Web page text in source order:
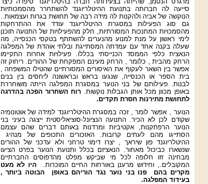
סייעה לה חברותה בתנועת ההיטלריוגנד להשתחרר מהסמכותיות
הנוקשה של אביה ולהקנות לה מידה רבה של תחושת בגרות ועצמאות..
גם סוג הפעילות במסגרת ההיטלריוגנד עודד את ההתרחקות
מהסמכויות המחנכות המסורתיות, חלק מהפעילויות של התנועה תוכנן
לימי ראשון על מנת למנוע מהנערים להשתתף בטקסי הכנסייה, מה
שעלה בקנה אחד עם עמדתה המסתייגת ובלתי אוהדת של המפלגה
הנאצית כלפי הממסד הכנייסתי בכללו. פעילויות אחרות התקיימו
הרחק מהבית , כלומר , הרחק מעינם המפקחת של ההורים. ריחוק זה
אפשר בין השאר לעקוף את האיסורים המסורתיים שהטילו המשפחה ,
בית הספר או הכנסייה, שנגעו בראש ובראשונה ליחסים בין בנים
לבנות. פעילותם של בני הנוער במסגרת המפלגה הייתה משוחררת
באופן מכוון מכל אותן הגבלות נוקשות. רוח השחרור הפכה בהדרגה
לתחושת מתירנות חסרת תקדים.
הנוער , אפשר לומר , זכה במסגרת ההיטלריוגנד למידה של אוטונומיה
שקודם לכן לא הכיר. התנועה הנציונל-סוציאליסטית ייצגה בעיני בני
הנוער הרפתקנות, אקטיביות ומרדנות באותם דברים שהם עצמם
הסתייגו מהם לעתים קרובות. האזכורים התכופים של מנהיג
ההיטלריוגנד פון שיראך , יצרו דימוי טרחני ולא עדכני של ההורים
שנשארו כביכול מאחור. הנאציזם בכלל ותנועת הנוער בפרט הציעו
מבחינה זזו חלופה לכל מי שביקש מפלט מהדפוסים החברתיים
המקובלים., וחידוש מרענן באורחות החיים המוכרות. היו לא מעט
מקרים בהם פנו בני נוער נגד הוריהם באופן הבוטה ביותר ,
בעידוד המפלגה.